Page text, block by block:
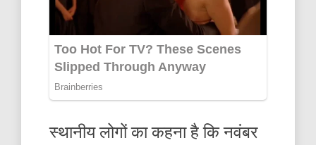
स्थानीय लोगों का कहना है कि नवंबर